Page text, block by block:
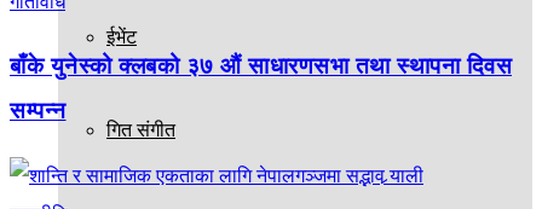
ईभेंट
गित संगीत
बाँके युनेस्को क्लबको ३७ औं साधारणसभा तथा स्थापना दिवस
सम्पन्न